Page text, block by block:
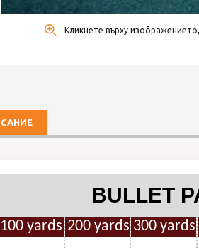
Кликнете върху
BULLET
100 yards 200 yards 300 yards